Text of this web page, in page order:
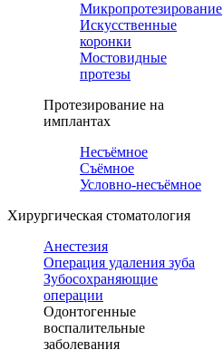
Микропротезирование
Искусственные
коронки
Мостовидные
протезы
Протезирование на
имплантах
Несъёмное
Съёмное
Условно-несъёмное
Хирургическая стоматология
Анестезия
Операция удаления зуба
Зубосохраняющие
операции
Одонтогенные
воспалительные
заболевания